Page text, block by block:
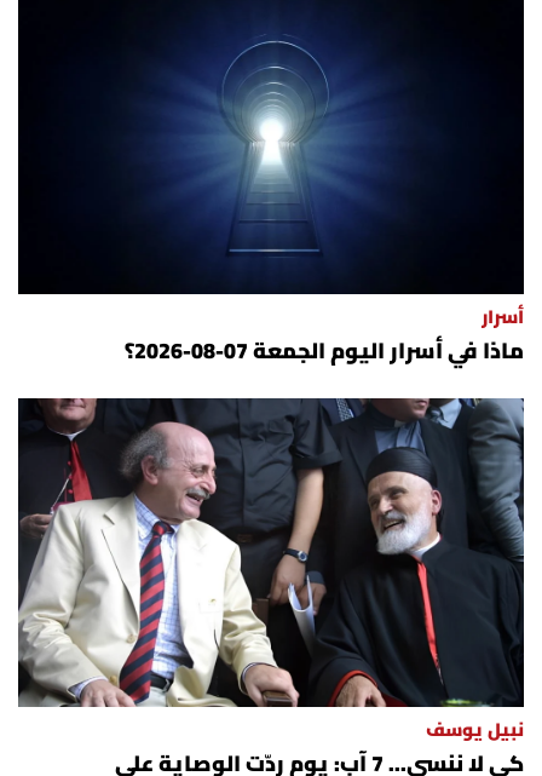
أسرار
ماذا في أسرار اليوم الجمعة 07-08-2026؟
نبيل يوسف
كي لا ننسى... 7 آب: يوم ردّت الوصاية على